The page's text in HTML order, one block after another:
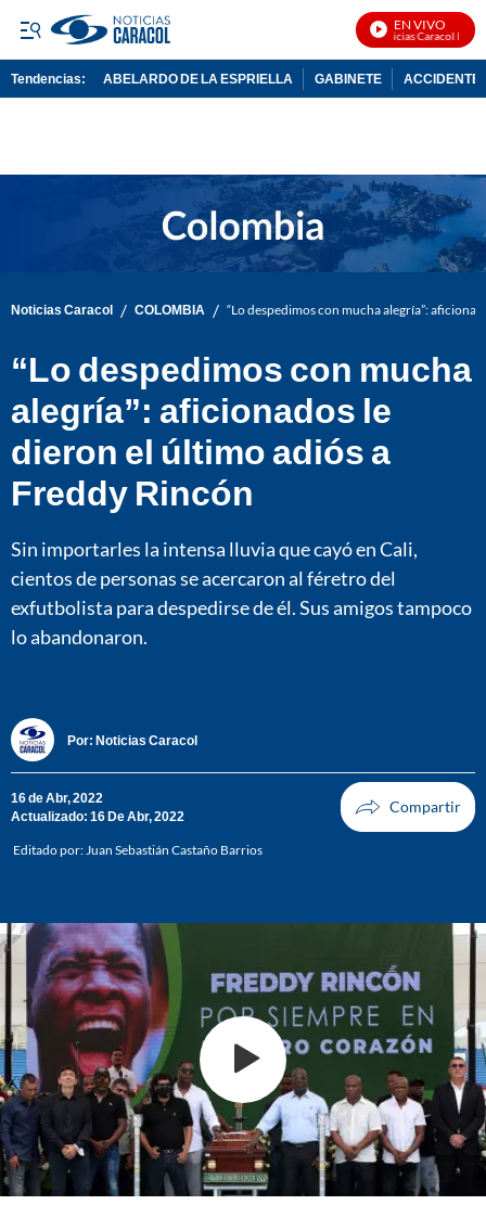
EN VIVO
Noticias Caracol En Vivo
Tendencias: ABELARDO DE LA ESPRIELLA GABINETE ACCIDENTE
Noticias Caracol / COLOMBIA / “Lo despedimos con mucha alegría”:
“Lo despedimos con mucha
alegría”: aficionados le
dieron el último adiós a
Freddy Rincón
Sin importarles la intensa lluvia que cayó en Cali,
cientos de personas se acercaron al féretro del
exfutbolista para despedirse de él. Sus amigos tampoco
lo abandonaron.
Por: Noticias Caracol
16 de Abr, 2022
Actualizado: 16 De Abr, 2022
Editado por:Juan Sebastián Castaño Barrios